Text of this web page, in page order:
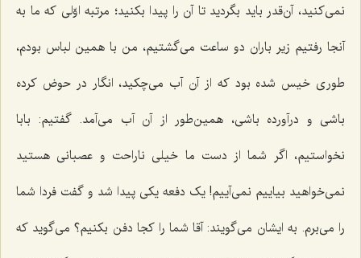
نمى‌کنید، آن‌قدر باید بگردید تا آن را پیدا بکنید؛ مرتبه اوّلی که ما به
آنجا رفتیم زیر باران دو ساعت می‌گشتیم، من با همین لباس بودم،
طوری خیس شده بود که از آن آب مى‌چکید، انگار در حوض کرده
باشی و درآورده باشى، همین‌طور از آن آب مى‌آمد. گفتیم: بابا
نخواستیم، اگر شما از دست ما خیلى ناراحت و عصبانى هستید
نمى‌خواهید بیاییم نمى‌آییم! یک دفعه یکی پیدا شد و گفت فردا شما
را می‌برم. به ایشان مى‌گویند: آقا شما را کجا دفن بکنیم؟ می‌گوید که